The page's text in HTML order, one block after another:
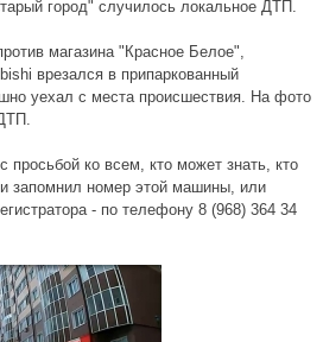
город" случилось локальное ДТП.
магазина "Красное Белое",
врезался в припаркованный
уехал с места происшествия. На фото
просьбой ко всем, кто может знать, кто
запомнил номер этой машины, или
- по телефону 8 (968) 364 34